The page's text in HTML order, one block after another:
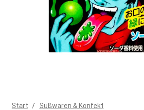
Start / Süßwaren & Konfekt